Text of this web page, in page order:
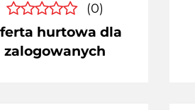
(0)
hurtowa dla
zalogowanych